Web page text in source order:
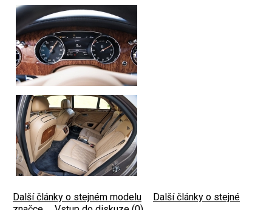
Další články o stejném modelu
Další články o stejné